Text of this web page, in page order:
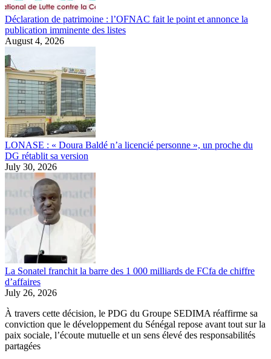
Déclaration de patrimoine : l’OFNAC fait le point et annonce la
publication imminente des listes
August 4, 2026
LONASE : « Doura Baldé n’a licencié personne », un proche du
DG rétablit sa version
July 30, 2026
La Sonatel franchit la barre des 1 000 milliards de FCfa de chiffre
d’affaires
July 26, 2026
À travers cette décision, le PDG du Groupe SEDIMA réaffirme sa
conviction que le développement du Sénégal repose avant tout sur la
paix sociale, l’écoute mutuelle et un sens élevé des responsabilités
partagées